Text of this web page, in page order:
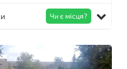
Чи є місця?